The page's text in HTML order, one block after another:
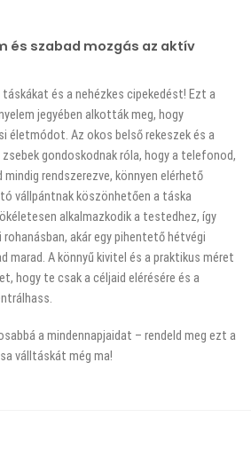
és szabad mozgás az aktív
és a nehézkes cipekedést! Ezt a
jegyében alkották meg, hogy
életmódot. Az okos belső rekeszek és a
gondoskodnak róla, hogy a telefonod,
rendszerezve, könnyen elérhető
vállpántnak köszönhetően a táska
alkalmazkodik a testedhez, így
akár egy pihentető hétvégi
marad. A könnyű kivitel és a praktikus méret
hogy te csak a céljaid elérésére és a
a mindennapjaidat – rendeld meg ezt a
válltáskát még ma!